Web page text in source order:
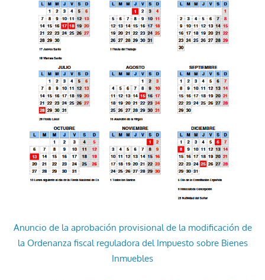
Anuncio de la aprobación provisional de la modificación de
la Ordenanza fiscal reguladora del Impuesto sobre Bienes
Inmuebles